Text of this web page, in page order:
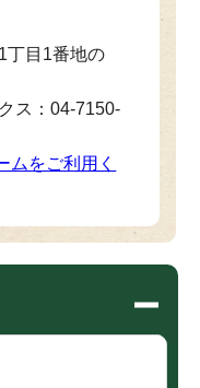
目1番地の
ス：04-7150-
ムをご利用く